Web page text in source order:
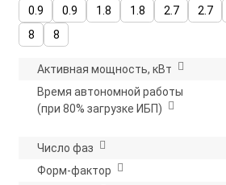
0.9
0.9 1.8 1.8 2.7 2.7
8
8
Активная мощность, кВт
Время автономной работы
(при 80% загрузке ИБП)
Число фаз
Форм-фактор